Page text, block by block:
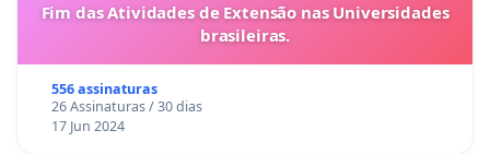
Fim das Atividades de Extensão nas Universidades
brasileiras.
556 assinaturas
26 Assinaturas / 30 dias
17 Jun 2024